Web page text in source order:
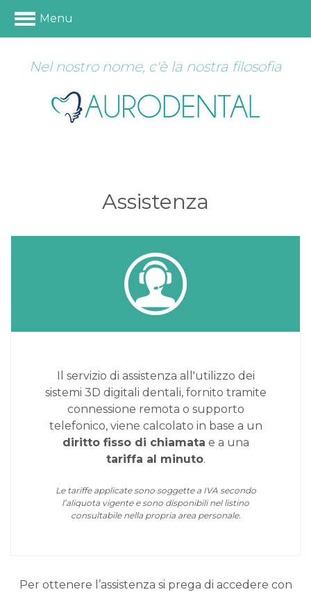
Menu
Nel nostro nome, c'è la nostra filosofia
Assistenza
Il servizio di assistenza all'utilizzo dei
sistemi 3D digitali dentali, fornito tramite
connessione remota o supporto
telefonico, viene calcolato in base a un
diritto fisso di chiamata e a una
tariffa al minuto.
Le tariffe applicate sono soggette a IVA secondo
l’aliquota vigente e sono disponibili nel listino
consultabile nella propria area personale.
Per ottenere l’assistenza si prega di accedere con